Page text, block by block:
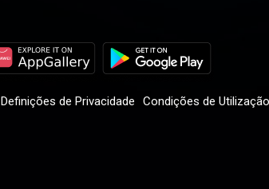
Definições de Privacidade Condições de Utilização